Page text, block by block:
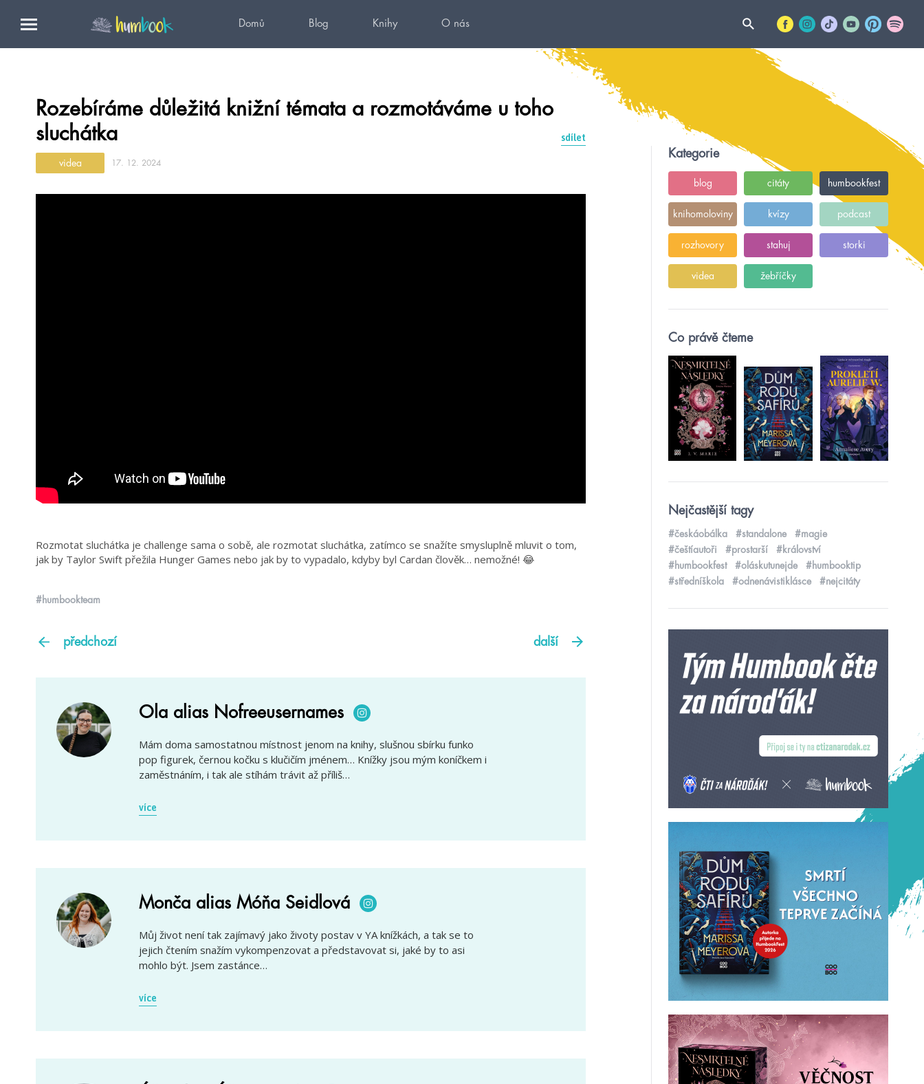
Domů Blog Knihy O nás
Rozebíráme důležitá knižní témata a rozmotáváme u toho
sluchátka
sdílet
videa 17. 12. 2024
Rozmotat sluchátka je challenge sama o sobě, ale rozmotat sluchátka, zatímco se snažíte smysluplně mluvit o tom,
jak by Taylor Swift přežila Hunger Games nebo jak by to vypadalo, kdyby byl Cardan člověk… nemožné! 😂
#humbookteam
předchozí další
Ola alias Nofreeusernames
Mám doma samostatnou místnost jenom na knihy, slušnou sbírku funko
pop figurek, černou kočku s klučičím jménem… Knížky jsou mým koníčkem i
zaměstnáním, i tak ale stíhám trávit až příliš…
více
Monča alias Móňa Seidlová
Můj život není tak zajímavý jako životy postav v YA knížkách, a tak se to
jejich čtením snažím vykompenzovat a představovat si, jaké by to asi
mohlo být. Jsem zastánce…
více
Kategorie
blog citáty humbookfest
knihomoloviny kvízy podcast
rozhovory stahuj storki
videa žebříčky
Co právě čteme
Nejčastější tagy
#českáobálka #standalone
#magie
#češtíautoři
#prostarší
#království
#humbookfest
#oláskutunejde
#humbooktip
#středníškola
#odnenávistiklásce #nejcitáty